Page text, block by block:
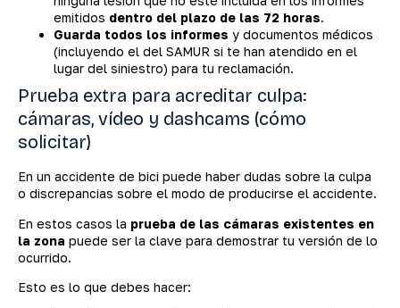
emitidos dentro del plazo de las 72 horas.
Guarda todos los informes y documentos médicos
(incluyendo el del SAMUR si te han atendido en el
lugar del siniestro) para tu reclamación.
Prueba extra para acreditar culpa:
cámaras, vídeo y dashcams (cómo
solicitar)
En un accidente de bici puede haber dudas sobre la culpa
o discrepancias sobre el modo de producirse el accidente.
En estos casos la prueba de las cámaras existentes en
la zona puede ser la clave para demostrar tu versión de lo
ocurrido.
Esto es lo que debes hacer: